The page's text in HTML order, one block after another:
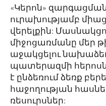
«Կերոն»
ուրախությամբ
վերելքին:
միջոցառմանը մեր
աջակցելու
պատերազմի
է ընձեռում ձեռք
հաջողության
ռեսուրսներ: